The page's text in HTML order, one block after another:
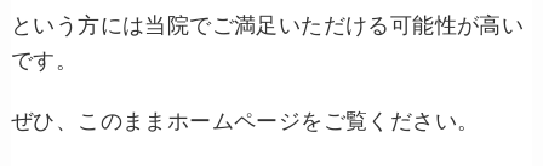
という方には当院でご満足いただける可能性が高い
です。
ぜひ、このままホームページをご覧ください。